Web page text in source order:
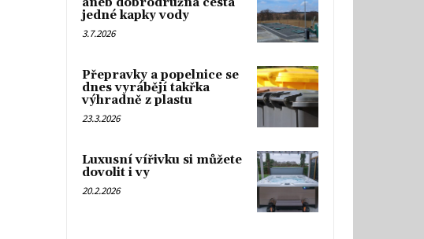
jedné kapky vody
3.7.2026
Přepravky a popelnice se
dnes vyrábějí takřka
výhradně z plastu
23.3.2026
Luxusní vířivku si můžete
dovolit i vy
20.2.2026